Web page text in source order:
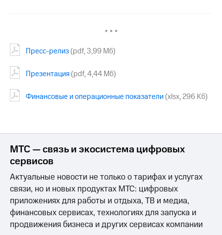
Интервью
Финансовая
отчетность
Контакты
и акционерам
Корпоративное
управление
Корпоративный
секретарь
Раскрытие
информации
Информация
акционерам
* * *
Пресс-релиз(pdf, 3,99 Мб)
Презентация(pdf, 4,44 Мб)
Финансовые и операционные показатели(xlsx, 296 Кб)
МТС — связь и экосистема цифровых
сервисов
Актуальные новости не только о тарифах и услугах
связи, но и новых продуктах МТС: цифровых
приложениях для работы и отдыха, ТВ и медиа,
финансовых сервисах, технологиях для запуска и
продвижения бизнеса и других сервисах компании